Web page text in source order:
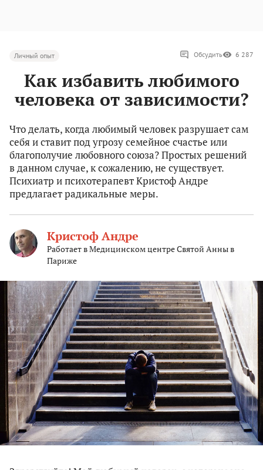
Личный опыт Обсудить 6 287
Как избавить любимого
человека от зависимости?
Что делать, когда любимый человек разрушает сам
себя и ставит под угрозу семейное счастье или
благополучие любовного союза? Простых решений
в данном случае, к сожалению, не существует.
Психиатр и психотерапевт Кристоф Андре
предлагает радикальные меры.
Кристоф Андре
Работает в Медицинском центре Святой Анны в
Париже